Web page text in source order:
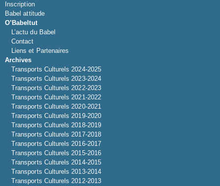
Inscription
Babel attitude
O’Babeltut
L’actu du Babel
Contact
Liens et Partenaires
Archives
Transports Culturels 2024-2025
Transports Culturels 2023-2024
Transports Culturels 2022-2023
Transports Culturels 2021-2022
Transports Culturels 2020-2021
Transports Culturels 2019-2020
Transports Culturels 2018-2019
Transports Culturels 2017-2018
Transports Culturels 2016-2017
Transports Culturels 2015-2016
Transports Culturels 2014-2015
Transports Culturels 2013-2014
Transports Culturels 2012-2013